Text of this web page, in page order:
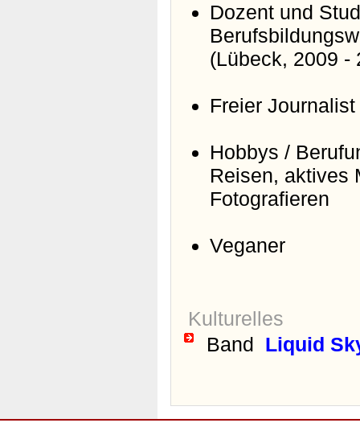
Dozent und
(Lübeck, 2009 -
Freier
Hobbys /
Reisen, aktives
Fotografieren
Veganer
Kulturelles
Band Liquid